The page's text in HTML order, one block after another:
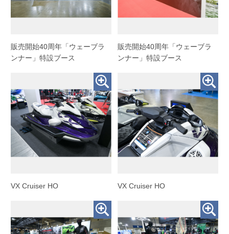
販売開始40周年「ウェーブラ
ンナー」特設ブース
販売開始40周年「ウェーブラ
ンナー」特設ブース
VX Cruiser HO VX Cruiser HO